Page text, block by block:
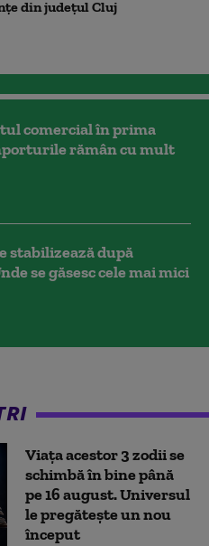
din județul Cluj
comercial în prima
rămân cu mult
stabilizează după
se găsesc cele mai mici
Viața acestor 3 zodii se
schimbă în bine până
pe 16 august. Universul
le pregătește un nou
început